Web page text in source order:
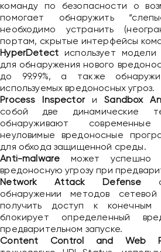
команду по безопасности о
помогает обнаружить
необходимо устранить
портам, скрытые интерфейсы
HyperDetect использует
для обнаружения нового
до 99.99%, а также
используемых вредоносных угроз.
Process Inspector и Sandbox
собой две динамические
обнаруживают
неуловимые вредоносные
для обхода защищенной среды.
Anti-malware может успешно
вредоносную угрозу при
Network Attack Defense
обнаружении методов
получить доступ к
блокирует определенный
предварительном запуске.
Content Control and Web